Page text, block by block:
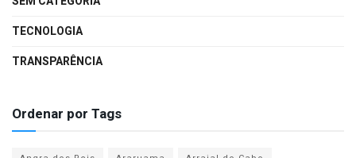
TECNOLOGIA
TRANSPARÊNCIA
Ordenar por Tags